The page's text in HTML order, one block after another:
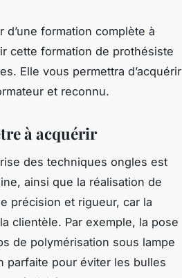
formation complète à
cette formation de prothésiste
Elle vous permettra d’acquérir
et reconnu.
à acquérir
des techniques ongles est
ainsi que la réalisation de
précision et rigueur, car la
clientèle. Par exemple, la pose
de polymérisation sous lampe
parfaite pour éviter les bulles